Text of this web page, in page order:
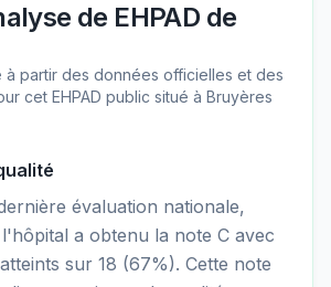
de EHPAD de
à partir des données officielles et des
cet EHPAD public situé à Bruyères
évaluation nationale,
l'hôpital a obtenu la note C avec
sur 18 (67%). Cette note